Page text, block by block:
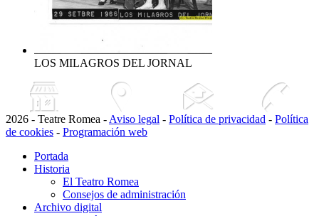
LOS MILAGROS DEL JORNAL
2026 - Teatre Romea - Aviso legal - Política de privacidad - Política
de cookies - Programación web
Portada
Historia
El Teatro Romea
Consejos de administración
Archivo digital